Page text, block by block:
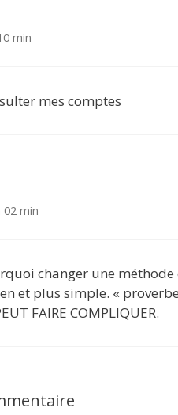
min
mes comptes
02 min
changer une
et plus simple. « proverbe:
FAIRE COMPLIQUER.